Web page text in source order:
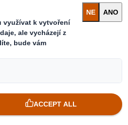
DS Smith
k fakturaci